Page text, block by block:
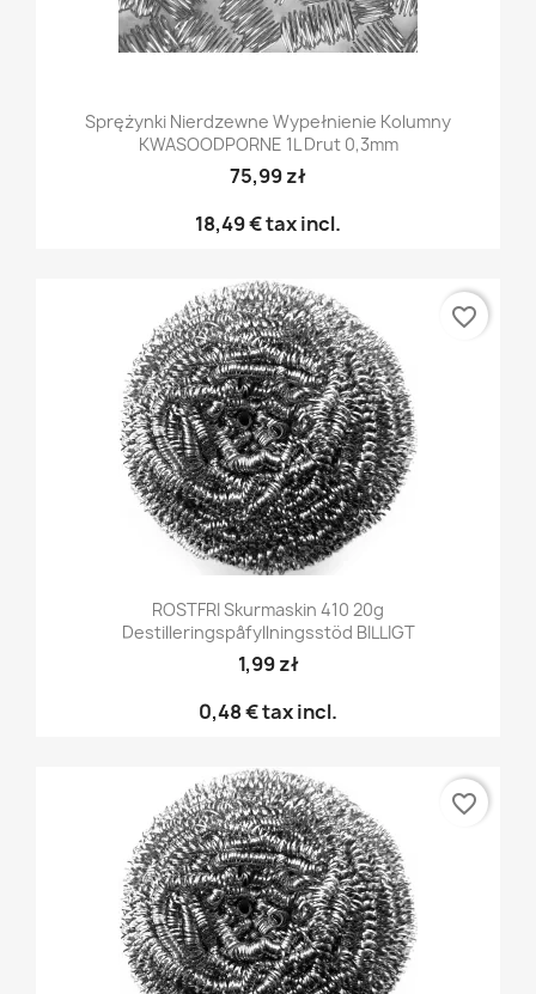
Sprężynki Nierdzewne Wypełnienie Kolumny
KWASOODPORNE 1L Drut 0,3mm
75,99 zł
18,49 €tax incl.
ROSTFRI Skurmaskin 410 20g
Destilleringspåfyllningsstöd BILLIGT
1,99 zł
0,48 €tax incl.
favorite_border
favorite_border